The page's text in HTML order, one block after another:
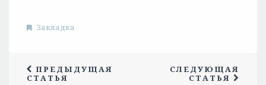
Закладка
ПРЕДЫДУЩАЯ
СТАТЬЯ
СЛЕДУЮЩАЯ
СТАТЬЯ